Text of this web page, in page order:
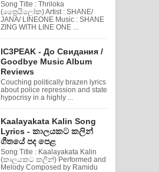
Song Title : Thriloka
(ත්‍රෛයිලෝක) Artist : SHANE/
JANA/ LINEONE Music : SHANE
ZING WITH LINE ONE ...
IC3PEAK - До Свидания /
Goodbye Music Album
Reviews
Couching politically brazen lyrics
about police repression and state
hypocrisy in a highly ...
Kaalayakata Kalin Song
Lyrics - කාලයකට කලින්
ගීතයේ පද පෙළ
Song Title : Kaalayakata Kalin
(කාලයකට කලින්) Performed and
Melody Composed by Ramidu